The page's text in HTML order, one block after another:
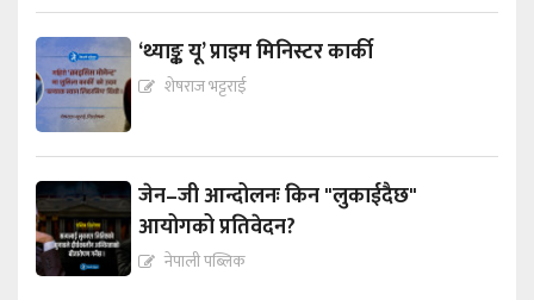
‘थ्याङ्क यू’ प्राइम मिनिस्टर कार्की
शेषराज भट्टराई
जेन–जी आन्दोलनः किन "लुकाईदैछ"
आयोगको प्रतिवेदन?
नेपाली पब्लिक